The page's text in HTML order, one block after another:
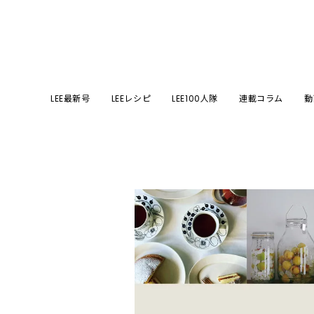
LEE最新号 LEEレシピ LEE100人隊 連載コラム